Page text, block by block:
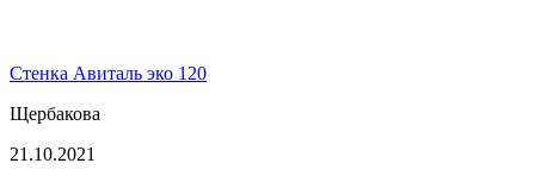
Стенка Авиталь эко 120
Щербакова
21.10.2021